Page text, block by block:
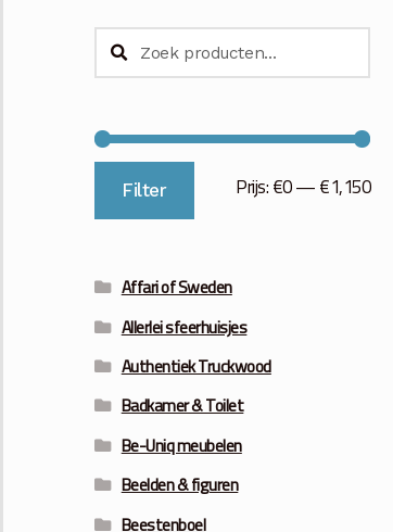
Zoeken
naar:Zoeken
Min.
Max.
Filter Prijs:€0—€1,150
Affari of Sweden
Allerlei sfeerhuisjes
Authentiek Truckwood
Badkamer & Toilet
Be-Uniq meubelen
Beelden & figuren
Beestenboel